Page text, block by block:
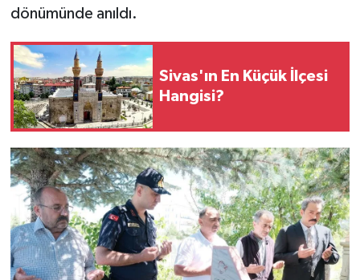
dönümünde anıldı.
Sivas'ın En Küçük İlçesi
Hangisi?